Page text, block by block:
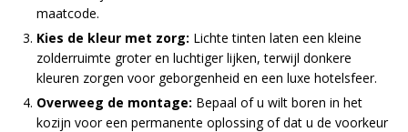
maatcode.
Kies de kleur met zorg: Lichte tinten laten een kleine
zolderruimte groter en luchtiger lijken, terwijl donkere
kleuren zorgen voor geborgenheid en een luxe hotelsfeer.
Overweeg de montage: Bepaal of u wilt boren in het
kozijn voor een permanente oplossing of dat u de voorkeur